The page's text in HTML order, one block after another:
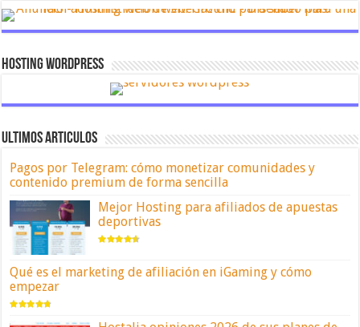
Hosting Wordpress
ULTIMOS ARTICULOS
Pagos por Telegram: cómo monetizar comunidades y
contenido premium de forma sencilla
Mejor Hosting para afiliados de apuestas
deportivas
Qué es el marketing de afiliación en iGaming y cómo
empezar